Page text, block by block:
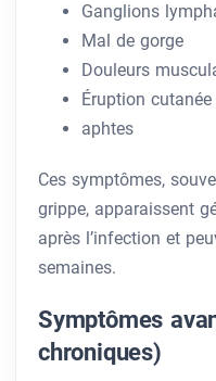
Ganglions
Mal de gorge
Douleurs
Éruption cutanée
aphtes
Ces symptômes,
grippe, apparaissent
après l’infection et
semaines.
Symptômes
chroniques)